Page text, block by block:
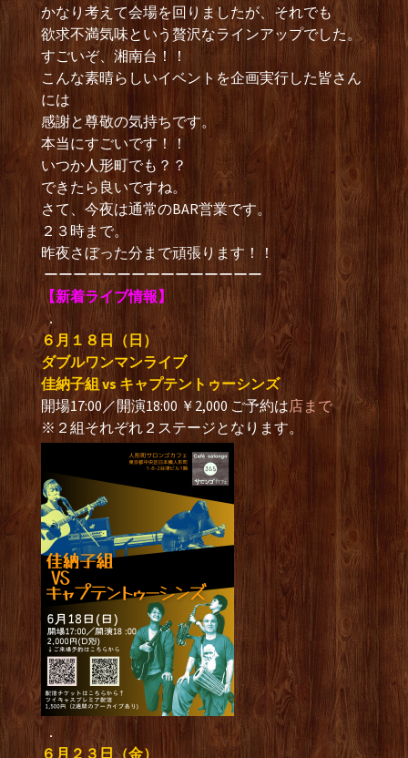
かなり考えて会場を回りましたが、それでも
欲求不満気味という贅沢なラインアップでした。
すごいぞ、湘南台！！
こんな素晴らしいイベントを企画実行した皆さん
には
感謝と尊敬の気持ちです。
本当にすごいです！！
いつか人形町でも？？
できたら良いですね。
さて、今夜は通常のBAR営業です。
２３時まで。
昨夜さぼった分まで頑張ります！！
ーーーーーーーーーーーーーーー
【新着ライブ情報】
．
６月１８日（日）
ダブルワンマンライブ
佳納子組 vs キャプテントゥーシンズ
開場17:00／開演18:00 ￥2,000 ご予約は店まで
※２組それぞれ２ステージとなります。
．
６月２３日（金）